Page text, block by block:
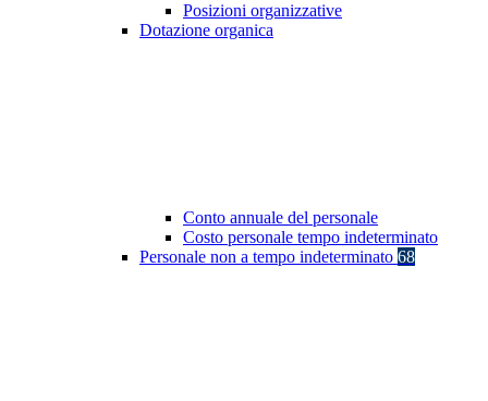
Posizioni organizzative
Dotazione organica
Conto annuale del personale
Costo personale tempo indeterminato
Personale non a tempo indeterminato 68